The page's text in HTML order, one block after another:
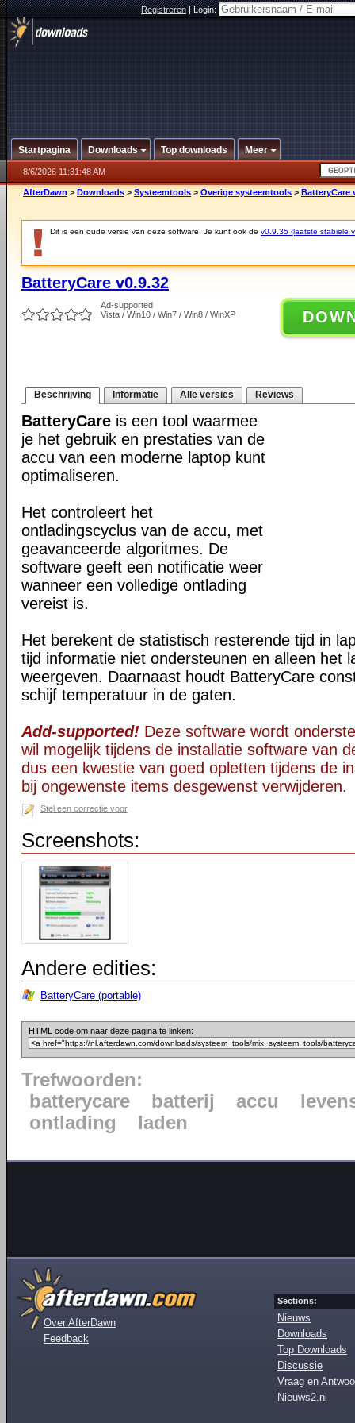
Registreren|Login:
Startpagina Downloads Top downloads Meer
8/6/2026 11:31:48 AM
AfterDawn > Downloads > Systeemtools > Overige systeemtools > BatteryCare
Dit is een oude versie van deze software. Je kunt ook de v0.9.35 (laatste stabiele
BatteryCare v0.9.32
Ad-supported
Vista / Win10 / Win7 / Win8 / WinXP
Beschrijving Informatie Alle versies Reviews
BatteryCare is een tool waarmee
je het gebruik en prestaties van de
accu van een moderne laptop kunt
optimaliseren.
Het controleert het
ontladingscyclus van de accu, met
geavanceerde algoritmes. De
software geeft een notificatie weer
wanneer een volledige ontlading
vereist is.
Het berekent de statistisch resterende tijd in
tijd informatie niet ondersteunen en alleen het
weergeven. Daarnaast houdt BatteryCare
schijf temperatuur in de gaten.
Add-supported! Deze software wordt
wil mogelijk tijdens de installatie software van
dus een kwestie van goed opletten tijdens de
bij ongewenste items desgewenst verwijderen.
Stel een correctie voor
Screenshots:
Andere edities:
BatteryCare (portable)
HTML code om naar deze pagina te linken:
Trefwoorden:
batterycare
batterij accu
ontlading
laden
Over AfterDawn
Feedback
Sections:
Nieuws
Downloads
Top Downloads
Discussie
Vraag en
Nieuws2.nl